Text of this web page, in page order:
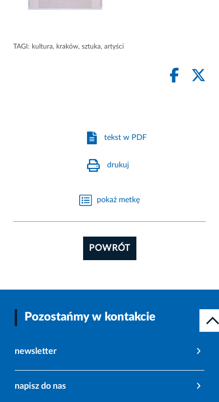
TAGI: kultura, kraków, sztuka, artyści
tekst w PDF
drukuj
pokaż metkę
POWRÓT
Pozostańmy w kontakcie
newsletter
napisz do nas